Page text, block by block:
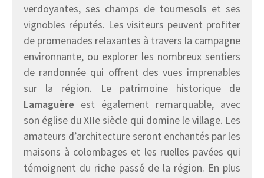
verdoyantes, ses champs de tournesols et ses
vignobles réputés. Les visiteurs peuvent profiter
de promenades relaxantes à travers la campagne
environnante, ou explorer les nombreux sentiers
de randonnée qui offrent des vues imprenables
sur la région. Le patrimoine historique de
Lamaguère est également remarquable, avec
son église du XIIe siècle qui domine le village. Les
amateurs d’architecture seront enchantés par les
maisons à colombages et les ruelles pavées qui
témoignent du riche passé de la région. En plus